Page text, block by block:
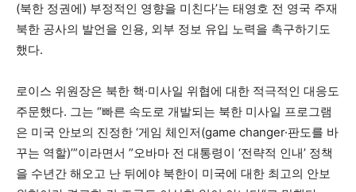
(북한 정권에) 부정적인 영향을 미친다’는 태영호 전 영국 주재
북한 공사의 발언을 인용, 외부 정보 유입 노력을 촉구하기도
했다.
로이스 위원장은 북한 핵·미사일 위협에 대한 적극적인 대응도
주문했다. 그는 “빠른 속도로 개발되는 북한 미사일 프로그램
은 미국 안보의 진정한 ‘게임 체인저(game changer·판도를 바
꾸는 역할)’”이라면서 ”오바마 전 대통령이 ‘전략적 인내’ 정책
을 수년간 해오고 난 뒤에야 북한이 미국에 대한 최고의 안보